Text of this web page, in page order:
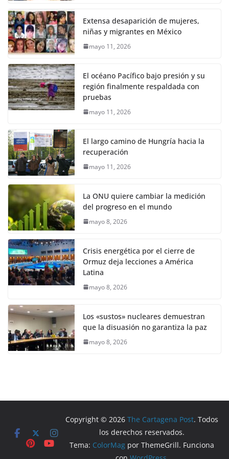
Extensa desaparición de mujeres,
niñas y migrantes en México
mayo 11, 2026
El océano Pacífico bajo presión y su
región finalmente respaldada con
pruebas
mayo 11, 2026
El largo camino de Hungría hacia la
recuperación
mayo 11, 2026
La ONU quiere cambiar la medición
del progreso en el mundo
mayo 8, 2026
Crisis energética por el cierre de
Ormuz deja lecciones a América
Latina
mayo 8, 2026
Los «sustos» nucleares demuestran
que la disuasión no garantiza la paz
mayo 8, 2026
Copyright © 2026The Cartagena Post. Todos
los derechos reservados.
Tema: ColorMag por ThemeGrill. Funciona